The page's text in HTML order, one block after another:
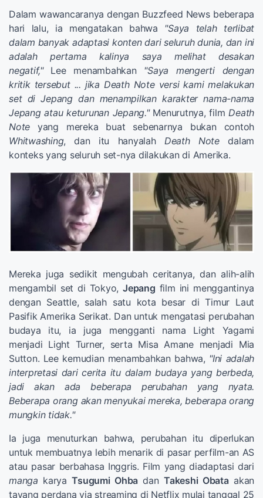
Dalam wawancaranya dengan Buzzfeed News beberapa
hari lalu, ia mengatakan bahwa "Saya telah terlibat
dalam banyak adaptasi konten dari seluruh dunia, dan ini
adalah pertama kalinya saya melihat desakan
negatif,"Lee menambahkan "Saya mengerti dengan
kritik tersebut ... jika Death Note versi kami melakukan
set di Jepang dan menampilkan karakter nama-nama
Jepang atau keturunan Jepang."Menurutnya, film Death
Note yang mereka buat sebenarnya bukan contoh
Whitwashing, dan itu hanyalah Death Notedalam
konteks yang seluruh set-nya dilakukan di Amerika.
Mereka juga sedikit mengubah ceritanya, dan alih-alih
mengambil set di Tokyo,Jepang film ini menggantinya
dengan Seattle, salah satu kota besar di Timur Laut
Pasifik Amerika Serikat. Dan untuk mengatasi perubahan
budaya itu, ia juga mengganti nama Light Yagami
menjadi Light Turner, serta Misa Amane menjadi Mia
Sutton. Lee kemudian menambahkan bahwa, "Ini adalah
interpretasi dari cerita itu dalam budaya yang berbeda,
jadi akan ada beberapa perubahan yang nyata.
Beberapa orang akan menyukai mereka, beberapa orang
mungkin tidak."
Ia juga menuturkan bahwa, perubahan itu diperlukan
untuk membuatnya lebih menarik di pasar perfilm-an AS
atau pasar berbahasa Inggris. Film yang diadaptasi dari
manga karyaTsugumi Ohba danTakeshi Obataakan
tayang perdana via streaming di Netflix mulai tanggal 25